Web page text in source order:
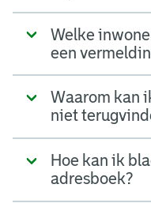
Welke
een
Waarom kan
niet
Hoe kan ik
adresboek?